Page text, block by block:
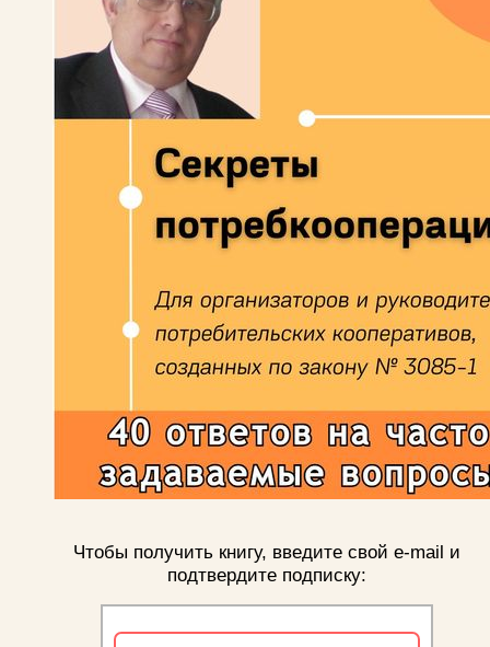
Чтобы получить книгу, введите свой e-mail и
подтвердите подписку: